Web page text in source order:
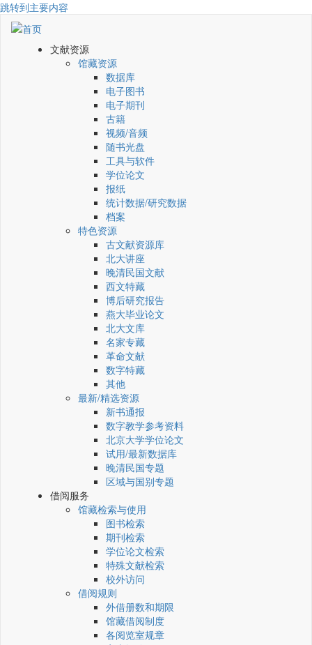
跳转到主要内容
文献资源
馆藏资源
数据库
电子图书
电子期刊
古籍
视频/音频
随书光盘
工具与软件
学位论文
报纸
统计数据/研究数据
档案
特色资源
古文献资源库
北大讲座
晚清民国文献
西文特藏
博后研究报告
燕大毕业论文
北大文库
名家专藏
革命文献
数字特藏
其他
最新/精选资源
新书通报
数字教学参考资料
北京大学学位论文
试用/最新数据库
晚清民国专题
区域与国别专题
借阅服务
馆藏检索与使用
图书检索
期刊检索
学位论文检索
特殊文献检索
校外访问
借阅规则
外借册数和期限
馆藏借阅制度
各阅览室规章